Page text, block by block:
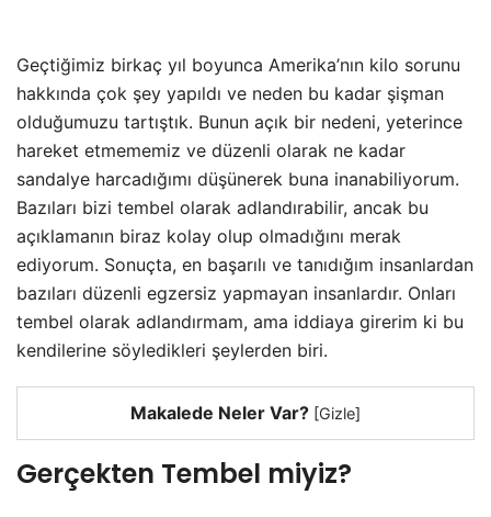
Geçtiğimiz birkaç yıl boyunca Amerika’nın kilo sorunu
hakkında çok şey yapıldı ve neden bu kadar şişman
olduğumuzu tartıştık. Bunun açık bir nedeni, yeterince
hareket etmememiz ve düzenli olarak ne kadar
sandalye harcadığımı düşünerek buna inanabiliyorum.
Bazıları bizi tembel olarak adlandırabilir, ancak bu
açıklamanın biraz kolay olup olmadığını merak
ediyorum. Sonuçta, en başarılı ve tanıdığım insanlardan
bazıları düzenli egzersiz yapmayan insanlardır. Onları
tembel olarak adlandırmam, ama iddiaya girerim ki bu
kendilerine söyledikleri şeylerden biri.
Makalede Neler Var? [Gizle]
Gerçekten Tembel miyiz?